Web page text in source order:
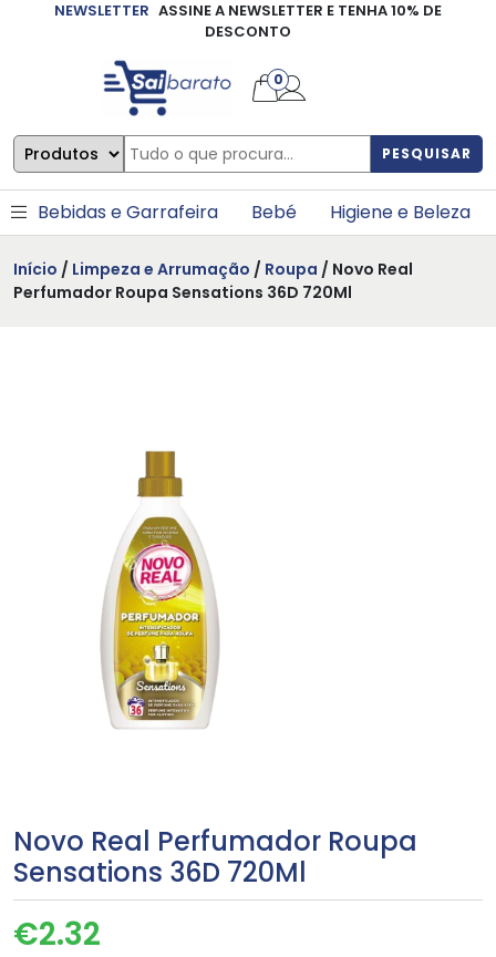
NEWSLETTER ASSINE A NEWSLETTER E TENHA 10% DE
DESCONTO
PESQUISAR
0
Bebidas e Garrafeira Bebé Higiene e Beleza
Início / Limpeza e Arrumação / Roupa / Novo Real
Perfumador Roupa Sensations 36D 720Ml
Novo Real Perfumador Roupa
Sensations 36D 720Ml
€2.32